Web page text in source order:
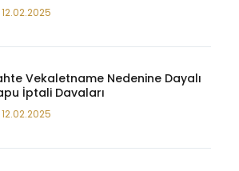
12.02.2025
Vekaletname Nedenine Dayalı
İptali Davaları
12.02.2025